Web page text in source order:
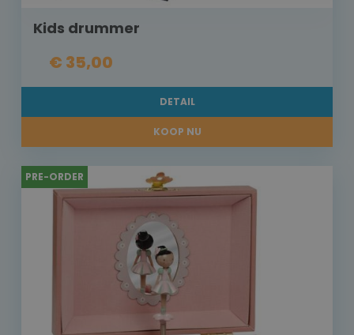
Kids drummer
€ 35,00
DETAIL
KOOP NU
PRE-ORDER